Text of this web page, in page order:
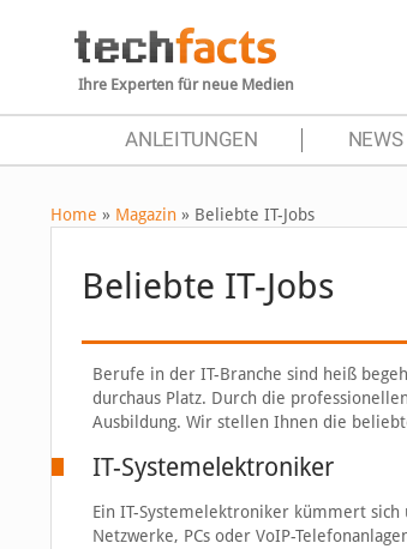
Ihre Experten für neue Medien
ANLEITUNGEN NEWS
Home » Magazin » Beliebte IT-Jobs
Beliebte IT-Jobs
Berufe in der IT-Branche sind heiß
durchaus Platz. Durch die
Ausbildung. Wir stellen Ihnen die
IT-Systemelektroniker
Ein IT-Systemelektroniker kümmert
Netzwerke, PCs oder VoIP-